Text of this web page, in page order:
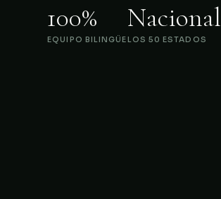
100%
EQUIPO BILINGÜE
Nacional
LOS 50 ESTADOS